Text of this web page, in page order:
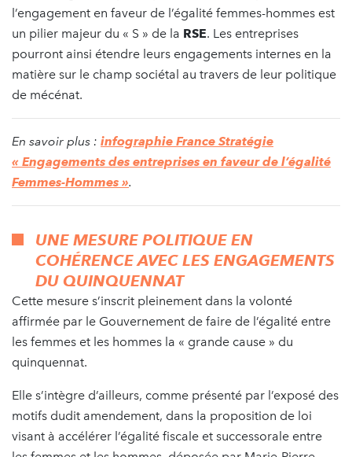
l’engagement en faveur de l’égalité femmes-hommes est
un pilier majeur du « S » de la RSE. Les entreprises
pourront ainsi étendre leurs engagements internes en la
matière sur le champ sociétal au travers de leur politique
de mécénat.
En savoir plus : infographie France Stratégie
« Engagements des entreprises en faveur de l’égalité
Femmes-Hommes ».
UNE MESURE POLITIQUE EN
COHÉRENCE AVEC LES ENGAGEMENTS
DU QUINQUENNAT
Cette mesure s’inscrit pleinement dans la volonté
affirmée par le Gouvernement de faire de l’égalité entre
les femmes et les hommes la « grande cause » du
quinquennat.
Elle s’intègre d’ailleurs, comme présenté par l’exposé des
motifs dudit amendement, dans la proposition de loi
visant à accélérer l’égalité fiscale et successorale entre